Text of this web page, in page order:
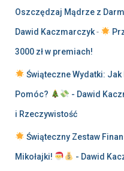
Oszczędzaj Mądrze z
Dawid Kaczmarczyk-
3000 zł w premiach!
Świąteczne Wydatki:
Pomóc? - Dawid
i Rzeczywistość
Świąteczny Zestaw
Mikołajki! - Dawid